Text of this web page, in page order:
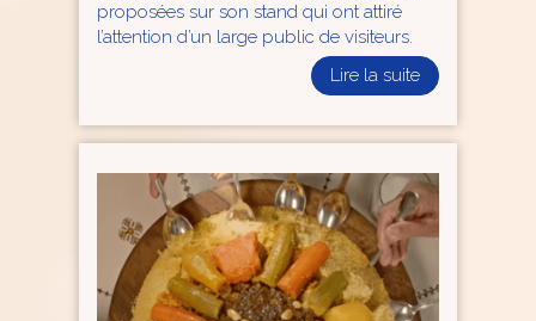
proposées sur son stand qui ont attiré
l’attention d’un large public de visiteurs.
Lire la suite